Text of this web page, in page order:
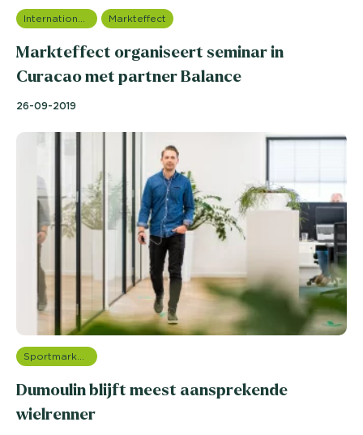
Markteffect
Markteffect organiseert seminar in
Curacao met partner Balance
26-09-2019
Dumoulin blijft meest aansprekende
wielrenner